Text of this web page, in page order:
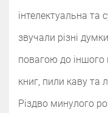
інтелектуальна та
звучали різні
повагою до іншого
книг, пили каву та
Різдво минулого